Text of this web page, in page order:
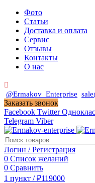
Фото
Статьи
Доставка и оплата
Сервис
Отзывы
Контакты
О нас
@Ermakov_Enterprise
Заказать звонок
Facebook Twitter
Telegram Viber
Логин / Регистрация
0 Список желаний
0 Сравнить
1 пункт / ₽119000